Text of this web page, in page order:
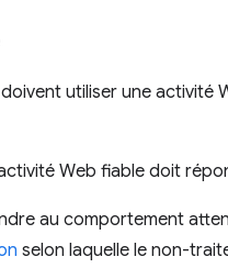
utiliser une activité
Web fiable doit
au comportement
selon laquelle le non-